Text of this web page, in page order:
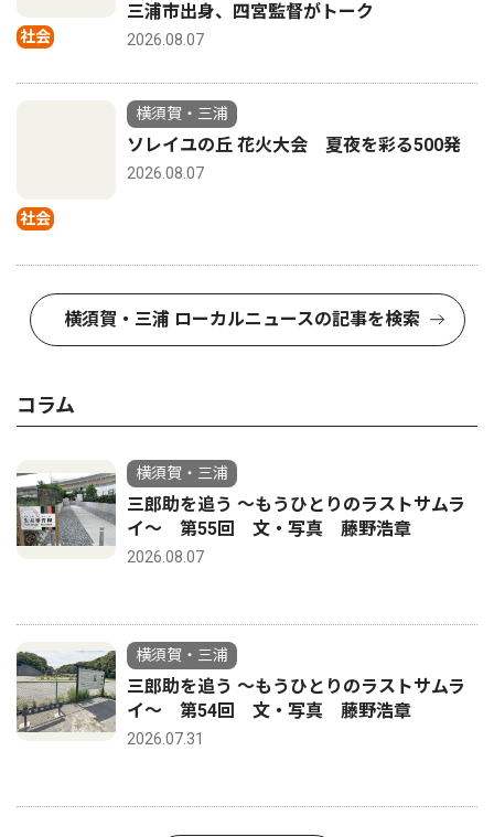
社会
三浦市出身、四宮監督がトーク
2026.08.07
社会
横須賀・三浦
ソレイユの丘 花火大会 夏夜を彩る500発
2026.08.07
横須賀・三浦 ローカルニュースの記事を検索
コラム
横須賀・三浦
三郎助を追う 〜もうひとりのラストサムラ
イ〜 第55回 文・写真 藤野浩章
2026.08.07
横須賀・三浦
三郎助を追う 〜もうひとりのラストサムラ
イ〜 第54回 文・写真 藤野浩章
2026.07.31